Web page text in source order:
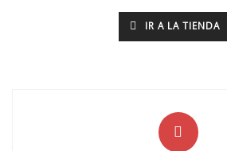
IR A LA TIENDA